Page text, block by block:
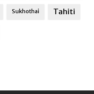
Sukhothai Tahiti